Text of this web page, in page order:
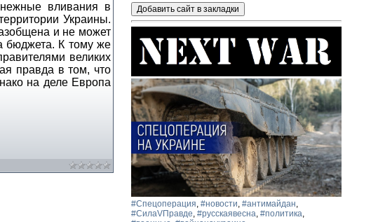
вливания в
Украины.
и не может
бюджета. К тому же
великих
правда в том, что
на деле Европа
#Спецоперация, #новости, #антимайдан,
#СилаVПравде, #русскаявесна, #политика,